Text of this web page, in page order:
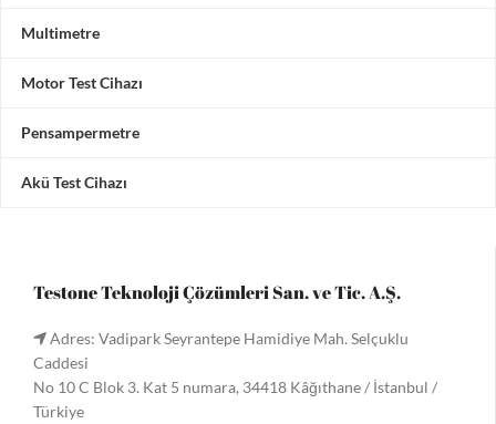
Multimetre
Motor Test Cihazı
Pensampermetre
Akü Test Cihazı
Testone Teknoloji Çözümleri San. ve Tic. A.Ş.
Adres: Vadipark Seyrantepe Hamidiye Mah. Selçuklu
Caddesi
No 10 C Blok 3. Kat 5 numara, 34418 Kâğıthane / İstanbul /
Türkiye